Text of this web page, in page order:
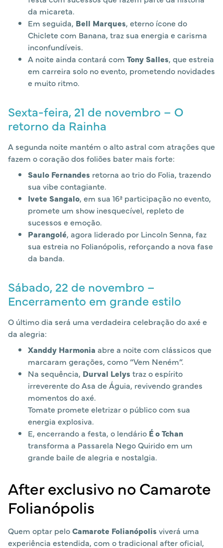
da micareta.
Em seguida, Bell Marques, eterno ícone do
Chiclete com Banana, traz sua energia e carisma
inconfundíveis.
A noite ainda contará com Tony Salles, que estreia
em carreira solo no evento, prometendo novidades
e muito ritmo.
Sexta-feira, 21 de novembro – O
retorno da Rainha
A segunda noite mantém o alto astral com atrações que
fazem o coração dos foliões bater mais forte:
Saulo Fernandes retorna ao trio do Folia, trazendo
sua vibe contagiante.
Ivete Sangalo, em sua 16ª participação no evento,
promete um show inesquecível, repleto de
sucessos e emoção.
Parangolé, agora liderado por Lincoln Senna, faz
sua estreia no Folianópolis, reforçando a nova fase
da banda.
Sábado, 22 de novembro –
Encerramento em grande estilo
O último dia será uma verdadeira celebração do axé e
da alegria:
Xanddy Harmonia abre a noite com clássicos que
marcaram gerações, como “Vem Neném”.
Na sequência, Durval Lelys traz o espírito
irreverente do Asa de Águia, revivendo grandes
momentos do axé.
Tomate promete eletrizar o público com sua
energia explosiva.
E, encerrando a festa, o lendário É o Tchan
transforma a Passarela Nego Quirido em um
grande baile de alegria e nostalgia.
After exclusivo no Camarote
Folianópolis
Quem optar peloCamarote Folianópolis viverá uma
experiência estendida, com o tradicional after oficial,